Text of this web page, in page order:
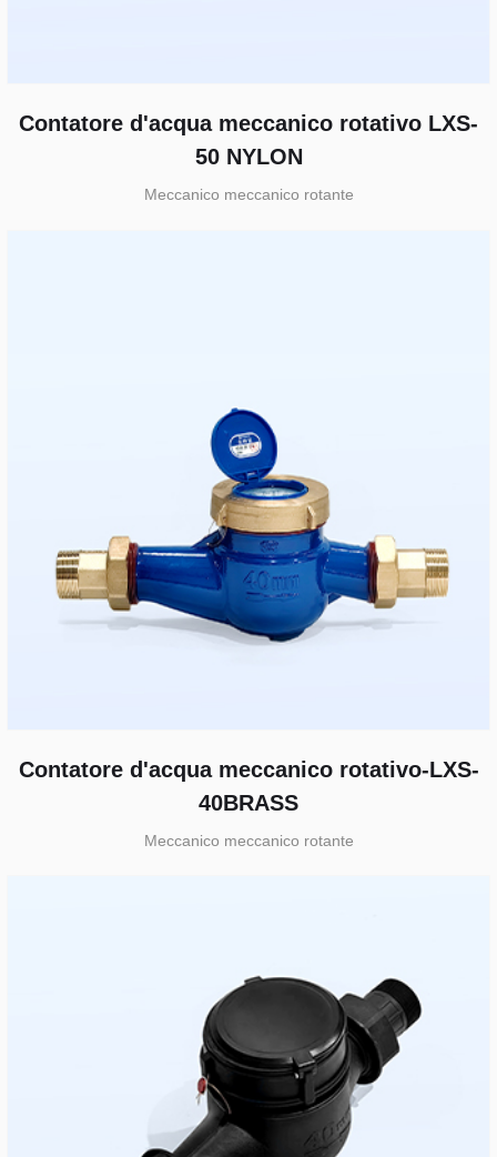
Contatore d'acqua meccanico rotativo LXS-
50 NYLON
Meccanico meccanico rotante
Contatore d'acqua meccanico rotativo-LXS-
40BRASS
Meccanico meccanico rotante